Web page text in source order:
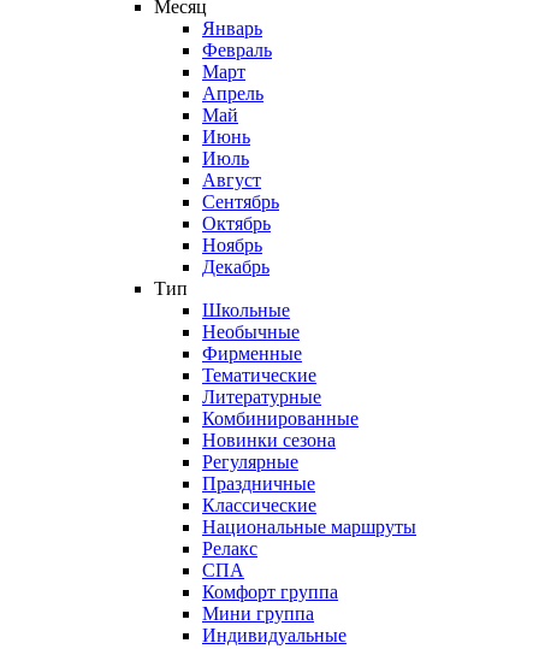
Месяц
Январь
Февраль
Март
Апрель
Май
Июнь
Июль
Август
Сентябрь
Октябрь
Ноябрь
Декабрь
Тип
Школьные
Необычные
Фирменные
Тематические
Литературные
Комбинированные
Новинки сезона
Регулярные
Праздничные
Классические
Национальные маршруты
Релакс
СПА
Комфорт группа
Мини группа
Индивидуальные